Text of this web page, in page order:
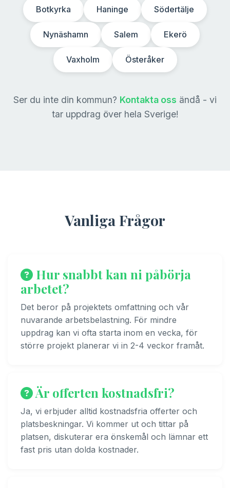
Botkyrka Haninge Södertälje
Nynäshamn Salem Ekerö
Vaxholm Österåker
Ser du inte din kommun? Kontakta oss ändå - vi
tar uppdrag över hela Sverige!
Vanliga Frågor
Hur snabbt kan ni påbörja
arbetet?
Det beror på projektets omfattning och vår
nuvarande arbetsbelastning. För mindre
uppdrag kan vi ofta starta inom en vecka, för
större projekt planerar vi in 2-4 veckor framåt.
Är offerten kostnadsfri?
Ja, vi erbjuder alltid kostnadsfria offerter och
platsbeskningar. Vi kommer ut och tittar på
platsen, diskuterar era önskemål och lämnar ett
fast pris utan dolda kostnader.